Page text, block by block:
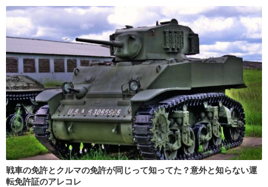
戦車の免許とクルマの免許が同じって知ってた？意外と知らない運
転免許証のアレコレ